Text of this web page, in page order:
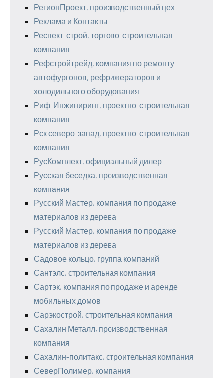
РегионПроект, производственный цех
Реклама и Контакты
Респект-строй, торгово-строительная
компания
Рефстройтрейд, компания по ремонту
автофургонов, рефрижераторов и
холодильного оборудования
Риф-Инжиниринг, проектно-строительная
компания
Рск северо-запад, проектно-строительная
компания
РусКомплект, официальный дилер
Русская беседка, производственная
компания
Русский Мастер, компания по продаже
материалов из дерева
Русский Мастер, компания по продаже
материалов из дерева
Садовое кольцо, группа компаний
Сантэлс, строительная компания
Сартэк, компания по продаже и аренде
мобильных домов
Сарэкострой, строительная компания
Сахалин Металл, производственная
компания
Сахалин-политакс, строительная компания
СеверПолимер, компания